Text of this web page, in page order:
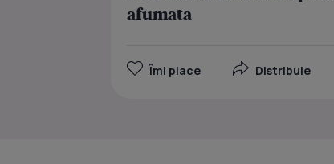
afumata
Îmi place Distribuie